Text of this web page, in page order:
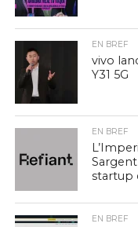
EN BREF
vivo
Y31 5G
EN BREF
Sargent
startup
EN BREF